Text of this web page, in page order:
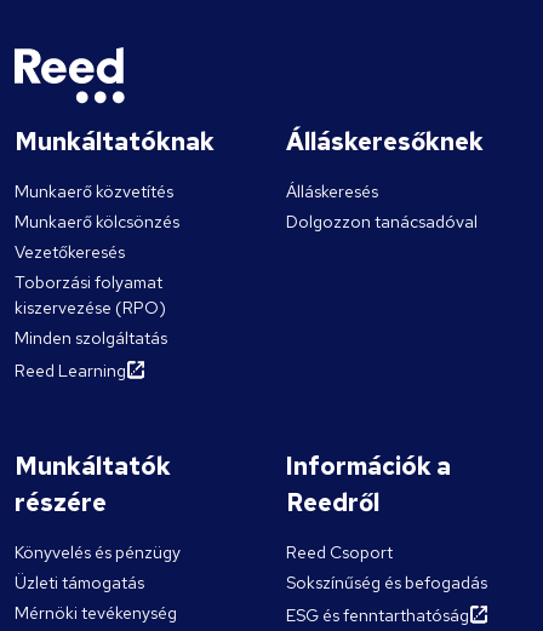
Munkáltatóknak
Munkaerő közvetítés
Munkaerő kölcsönzés
Vezetőkeresés
Toborzási folyamat
kiszervezése (RPO)
Minden szolgáltatás
Reed Learning
Álláskeresőknek
Álláskeresés
Dolgozzon tanácsadóval
Munkáltatók
részére
Könyvelés és pénzügy
Üzleti támogatás
Mérnöki tevékenység
Információk a
Reedről
Reed Csoport
Sokszínűség és befogadás
ESG és fenntarthatóság